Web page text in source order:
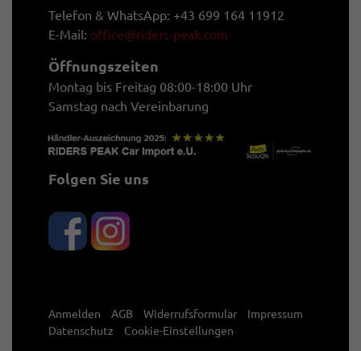
Telefon & WhatsApp: +43 699 164 11912
E-Mail: office@riders-peak.com
Öffnungszeiten
Montag bis Freitag 08:00-18:00 Uhr
Samstag nach Vereinbarung
Folgen Sie uns
Anmelden AGB Widerrufsformular
Impressum
Datenschutz
Cookie-Einstellungen